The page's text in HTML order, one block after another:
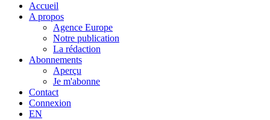
Accueil
A propos
Agence Europe
Notre publication
La rédaction
Abonnements
Aperçu
Je m'abonne
Contact
Connexion
EN